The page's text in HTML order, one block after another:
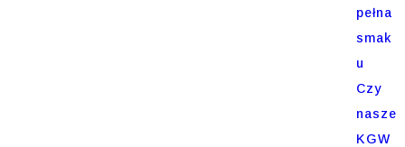
pełna
smak
u
Czy
nasze
KGW